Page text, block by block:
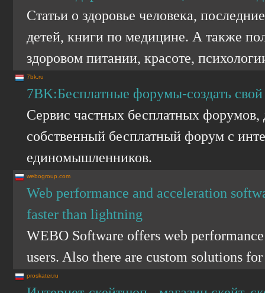
Статьи о здоровье человека,
детей, книги по медицине. А также
здоровом питании, красоте,
7bk.ru
7BK:Бесплатные форумы-создать
Сервис частных бесплатных форумов,
собственный бесплатный форум с
единомышленников.
webogroup.com
Web performance and acceleration
faster than lightning
WEBO Software offers web
users. Also there are custom solutions
proskater.ru